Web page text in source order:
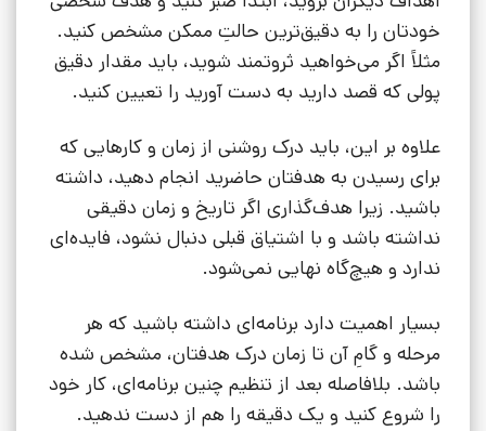
خودتان را به دقیق‌ترین حالتِ ممکن مشخص کنید.
مثلاً اگر می‌خواهید ثروتمند شوید، باید مقدار دقیق
پولی که قصد دارید به دست آورید را تعیین کنید.
علاوه بر این، باید درک روشنی از زمان و کارهایی که
برای رسیدن به هدفتان حاضرید انجام دهید، داشته
باشید. زیرا هدف‌گذاری اگر تاریخ و زمان دقیقی
نداشته باشد و با اشتیاق قبلی دنبال نشود، فایده‌ای
ندارد و هیچ‌گاه نهایی نمی‌شود.
بسیار اهمیت دارد برنامه‌ای داشته باشید که هر
مرحله و گامِ آن تا زمان درک هدفتان، مشخص شده
باشد. بلافاصله بعد از تنظیم چنین برنامه‌ای، کار خود
را شروع کنید و یک دقیقه را هم از دست ندهید.